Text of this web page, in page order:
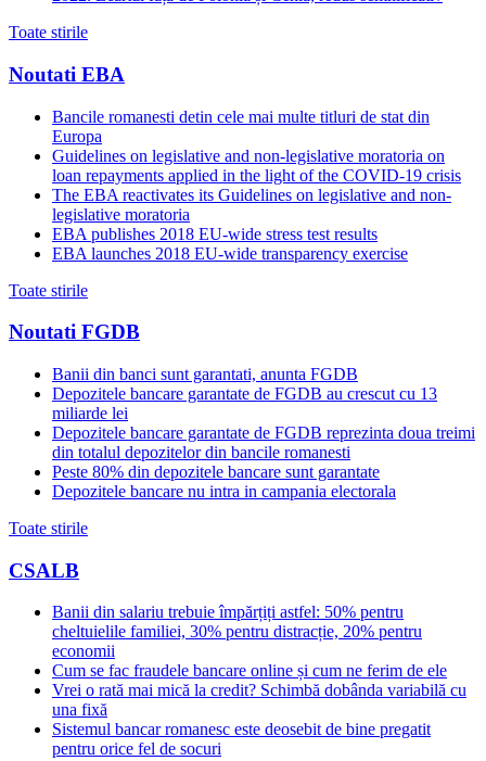
Toate stirile
Noutati EBA
Bancile romanesti detin cele mai multe titluri de stat din
Europa
Guidelines on legislative and non-legislative moratoria on
loan repayments applied in the light of the COVID-19 crisis
The EBA reactivates its Guidelines on legislative and non-
legislative moratoria
EBA publishes 2018 EU-wide stress test results
EBA launches 2018 EU-wide transparency exercise
Toate stirile
Noutati FGDB
Banii din banci sunt garantati, anunta FGDB
Depozitele bancare garantate de FGDB au crescut cu 13
miliarde lei
Depozitele bancare garantate de FGDB reprezinta doua treimi
din totalul depozitelor din bancile romanesti
Peste 80% din depozitele bancare sunt garantate
Depozitele bancare nu intra in campania electorala
Toate stirile
CSALB
Banii din salariu trebuie împărțiți astfel: 50% pentru
cheltuielile familiei, 30% pentru distracție, 20% pentru
economii
Cum se fac fraudele bancare online și cum ne ferim de ele
Vrei o rată mai mică la credit? Schimbă dobânda variabilă cu
una fixă
Sistemul bancar romanesc este deosebit de bine pregatit
pentru orice fel de socuri